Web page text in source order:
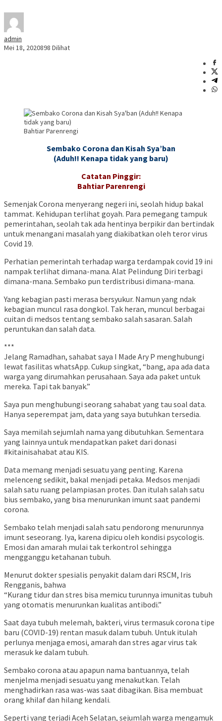
admin
Mei 18, 2020898 Dilihat
Bahtiar Parenrengi
Sembako Corona dan Kisah Sya’ban
(Aduh!! Kenapa tidak yang baru)
Catatan Pinggir:
Bahtiar Parenrengi
Semenjak Corona menyerang negeri ini, seolah hidup bakal
tammat. Kehidupan terlihat goyah. Para pemegang tampuk
pemerintahan, seolah tak ada hentinya berpikir dan bertindak
untuk menangani masalah yang diakibatkan oleh teror virus
Covid 19.
Perhatian pemerintah terhadap warga terdampak covid 19 ini
nampak terlihat dimana-mana. Alat Pelindung Diri terbagi
dimana-mana. Sembako pun terdistribusi dimana-mana.
Yang kebagian pasti merasa bersyukur. Namun yang ndak
kebagian muncul rasa dongkol. Tak heran, muncul berbagai
cuitan di medsos tentang sembako salah sasaran. Salah
peruntukan dan salah data.
***
Jelang Ramadhan, sahabat saya I Made Ary P menghubungi
lewat fasilitas whatsApp. Cukup singkat, “bang, apa ada data
warga yang dirumahkan perusahaan. Saya ada paket untuk
mereka. Tapi tak banyak.”
Saya pun menghubungi seorang sahabat yang tau soal data.
Hanya seperempat jam, data yang saya butuhkan tersedia.
Saya memilah sejumlah nama yang dibutuhkan. Sementara
yang lainnya untuk mendapatkan paket dari donasi
#kitainisahabat atau KIS.
Data memang menjadi sesuatu yang penting. Karena
melenceng sedikit, bakal menjadi petaka. Medsos menjadi
salah satu ruang pelampiasan protes. Dan itulah salah satu
bius sembako, yang bisa menurunkan imunt saat pandemi
corona.
Sembako telah menjadi salah satu pendorong menurunnya
imunt seseorang. Iya, karena dipicu oleh kondisi psycologis.
Emosi dan amarah mulai tak terkontrol sehingga
mengganggu ketahanan tubuh.
Menurut dokter spesialis penyakit dalam dari RSCM, Iris
Rengganis, bahwa
“Kurang tidur dan stres bisa memicu turunnya imunitas tubuh
yang otomatis menurunkan kualitas antibodi.”
Saat daya tubuh melemah, bakteri, virus termasuk corona tipe
baru (COVID-19) rentan masuk dalam tubuh. Untuk itulah
perlunya menjaga emosi, amarah dan stres agar virus tak
merasuk ke dalam tubuh.
Sembako corona atau apapun nama bantuannya, telah
menjelma menjadi sesuatu yang menakutkan. Telah
menghadirkan rasa was-was saat dibagikan. Bisa membuat
orang khilaf dan hilang kendali.
Seperti yang terjadi Aceh Selatan, sejumlah warga mengamuk